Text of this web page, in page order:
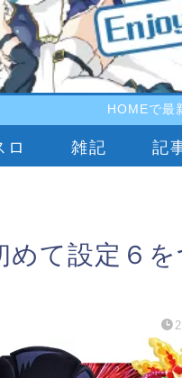
HOMEで最
ロ 雑記 記
て設定６